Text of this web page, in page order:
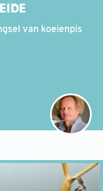
van koeienpis